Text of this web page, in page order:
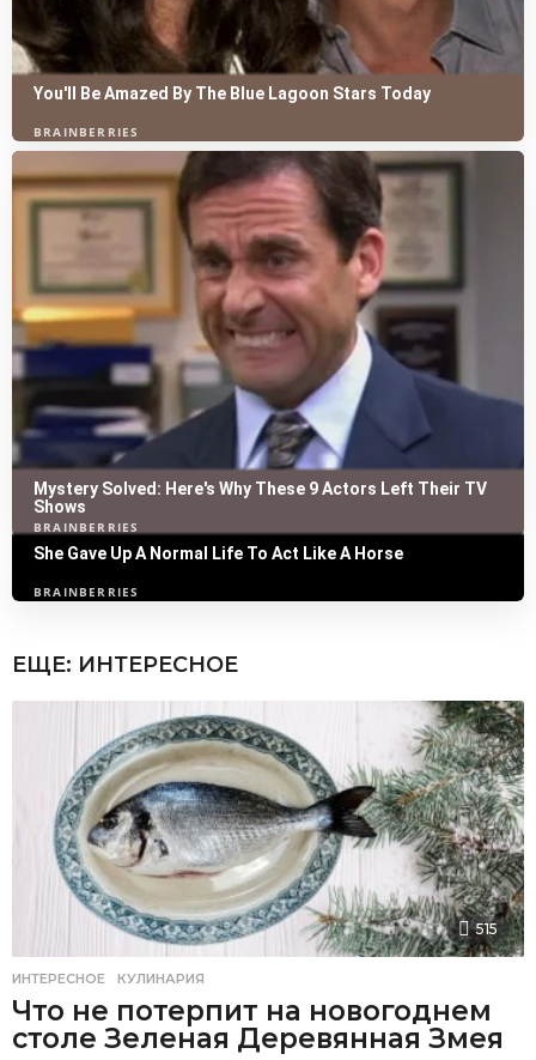
ЕЩЕ: ИНТЕРЕСНОЕ
515
ИНТЕРЕСНОЕ ,КУЛИНАРИЯ
Что не потерпит на новогоднем
столе Зеленая Деревянная Змея